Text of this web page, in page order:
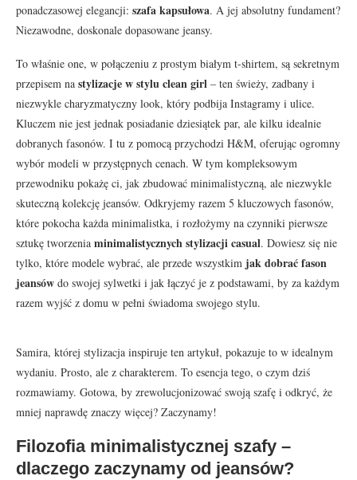
ponadczasowej elegancji: szafa kapsułowa. A jej absolutny fundament?
Niezawodne, doskonale dopasowane jeansy.
To właśnie one, w połączeniu z prostym białym t-shirtem, są sekretnym
przepisem na stylizacje w stylu clean girl – ten świeży, zadbany i
niezwykle charyzmatyczny look, który podbija Instagramy i ulice.
Kluczem nie jest jednak posiadanie dziesiątek par, ale kilku idealnie
dobranych fasonów. I tu z pomocą przychodzi H&M, oferując ogromny
wybór modeli w przystępnych cenach. W tym kompleksowym
przewodniku pokażę ci, jak zbudować minimalistyczną, ale niezwykle
skuteczną kolekcję jeansów. Odkryjemy razem 5 kluczowych fasonów,
które pokocha każda minimalistka, i rozłożymy na czynniki pierwsze
sztukę tworzenia minimalistycznych stylizacji casual. Dowiesz się nie
tylko, które modele wybrać, ale przede wszystkim jak dobrać fason
jeansów do swojej sylwetki i jak łączyć je z podstawami, by za każdym
razem wyjść z domu w pełni świadoma swojego stylu.
Samira, której stylizacja inspiruje ten artykuł, pokazuje to w idealnym
wydaniu. Prosto, ale z charakterem. To esencja tego, o czym dziś
rozmawiamy. Gotowa, by zrewolucjonizować swoją szafę i odkryć, że
mniej naprawdę znaczy więcej? Zaczynamy!
Filozofia minimalistycznej szafy –
dlaczego zaczynamy od jeansów?